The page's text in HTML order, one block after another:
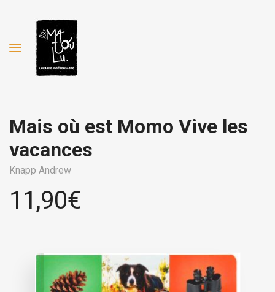
Mais où est Momo Vive les
vacances
Knapp Andrew
11,90€